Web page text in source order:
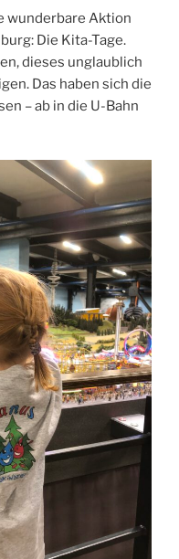
wunderbare Aktion
Die Kita-Tage.
dieses unglaublich
Das haben sich die
– ab in die U-Bahn